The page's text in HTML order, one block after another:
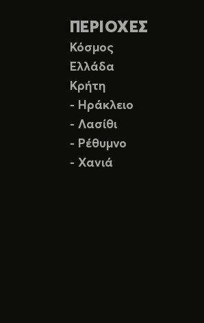
ΠΕΡΙΟΧΕΣ
Κόσμος
Ελλάδα
Κρήτη
- Ηράκλειο
- Λασίθι
- Ρέθυμνο
- Χανιά